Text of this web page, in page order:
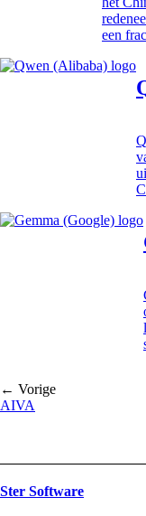
een
← Vorige
AIVA
Ster Software